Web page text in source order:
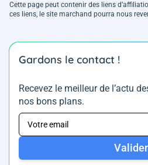
Cette page peut contenir des liens
ces liens, le site marchand pourra nous
Gardons le contact !
Recevez le meilleur de l’actu
nos bons plans.
Valider